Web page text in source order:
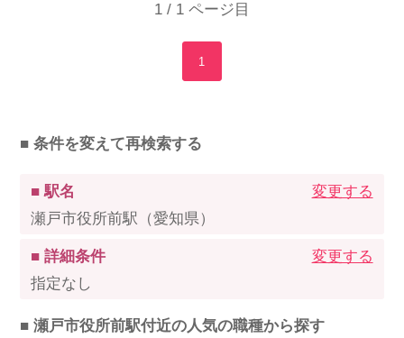
1 / 1 ページ目
1
■ 条件を変えて再検索する
■ 駅名
瀬戸市役所前駅（愛知県）
変更する
■ 詳細条件
指定なし
変更する
■ 瀬戸市役所前駅付近の人気の職種から探す